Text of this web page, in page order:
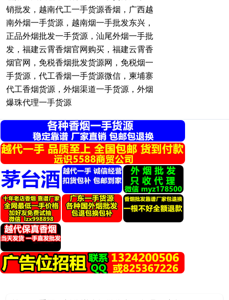
销批发，越南代工一手货源香烟，广西越
南外烟一手货源，越南烟一手批发东兴，
正品外烟批发一手货源，汕尾外烟一手批
发，福建云霄香烟官网购买，福建云霄香
烟官网，免税香烟批发货源网，免税烟一
手货源，代工香烟一手货源微信，柬埔寨
代工香烟货源，外烟渠道一手货源，外烟
爆珠代理一手货源